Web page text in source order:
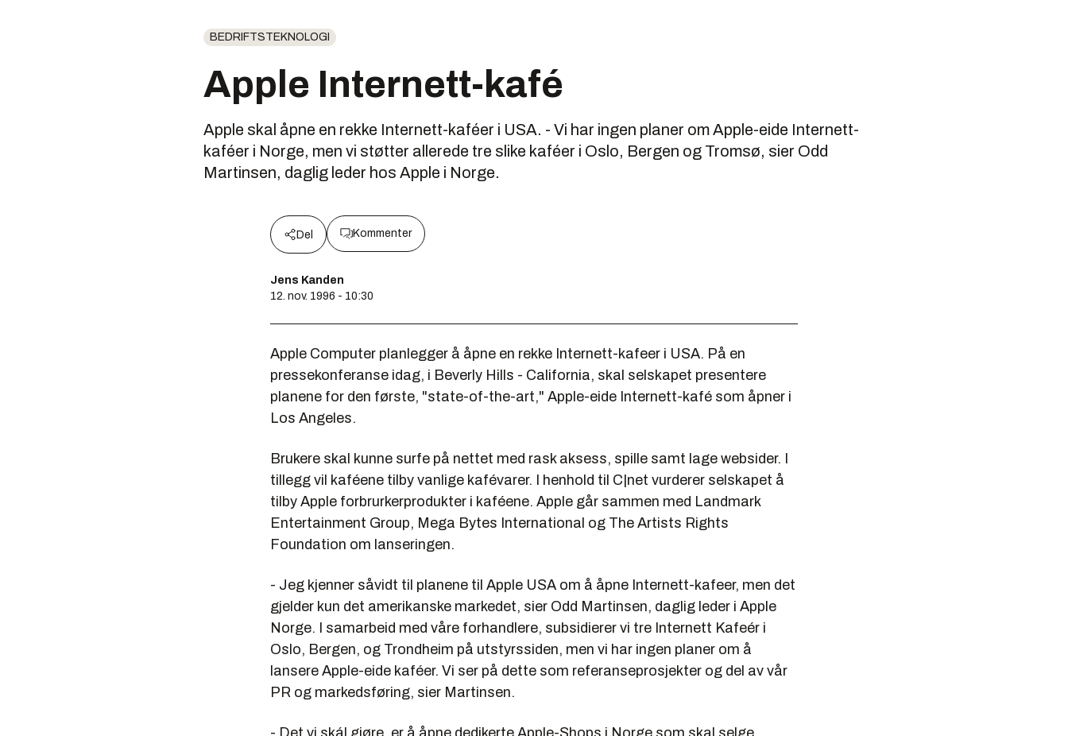
BEDRIFTSTEKNOLOGI
Apple Internett-kafé
Apple skal åpne en rekke Internett-kaféer i USA. - Vi har ingen planer om Apple-eide Internett-
kaféer i Norge, men vi støtter allerede tre slike kaféer i Oslo, Bergen og Tromsø, sier Odd
Martinsen, daglig leder hos Apple i Norge.
Del Kommenter
Jens Kanden
12. nov. 1996 - 10:30
Apple Computer planlegger å åpne en rekke Internett-kafeer i USA. På en
pressekonferanse idag, i Beverly Hills - California, skal selskapet presentere
planene for den første, "state-of-the-art," Apple-eide Internett-kafé som åpner i
Los Angeles.
Brukere skal kunne surfe på nettet med rask aksess, spille samt lage websider. I
tillegg vil kaféene tilby vanlige kafévarer. I henhold til C|net vurderer selskapet å
tilby Apple forbrurkerprodukter i kaféene. Apple går sammen med Landmark
Entertainment Group, Mega Bytes International og The Artists Rights
Foundation om lanseringen.
- Jeg kjenner såvidt til planene til Apple USA om å åpne Internett-kafeer, men det
gjelder kun det amerikanske markedet, sier Odd Martinsen, daglig leder i Apple
Norge. I samarbeid med våre forhandlere, subsidierer vi tre Internett Kafeér i
Oslo, Bergen, og Trondheim på utstyrssiden, men vi har ingen planer om å
lansere Apple-eide kaféer. Vi ser på dette som referanseprosjekter og del av vår
PR og markedsføring, sier Martinsen.
- Det vi skál gjøre, er å åpne dedikerte Apple-Shops i Norge som skal selge